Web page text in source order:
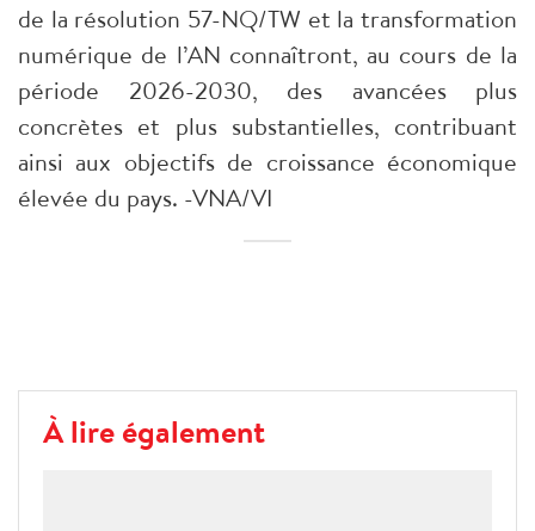
de la résolution 57-NQ/TW et la transformation
numérique de l’AN connaîtront, au cours de la
période 2026-2030, des avancées plus
concrètes et plus substantielles, contribuant
ainsi aux objectifs de croissance économique
élevée du pays. -VNA/VI
À lire également